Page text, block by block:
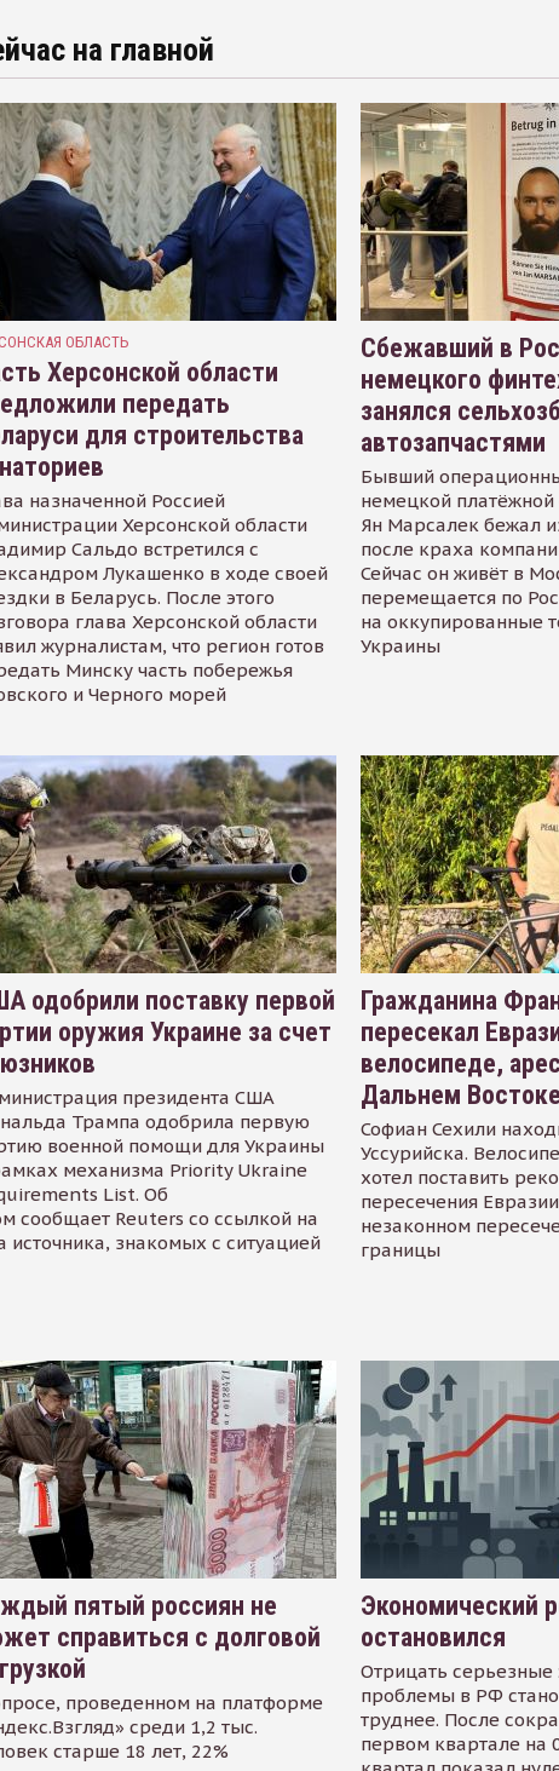
на главной
ОБЛАСТЬ
Херсонской области
передать
для строительства
назначенной Россией
Херсонской области
Сальдо встретился с
Лукашенко в ходе своей
в Беларусь. После этого
глава Херсонской области
журналистам, что регион готов
Минску часть побережья
и Черного морей
Сбежавший в
немецкого
занялся
автозапчастями
Бывший
немецкой
Ян Марсалек бежал
после краха
Сейчас он живёт в
перемещается по
на оккупированные
Украины
одобрили поставку первой
оружия Украине за счет
президента США
Трампа одобрила первую
военной помощи для Украины
механизма Priority Ukraine
List. Об
сообщает Reuters со ссылкой на
источника, знакомых с ситуацией
Гражданина
пересекал
велосипеде,
Дальнем Востоке
Софиан Сехили
Уссурийска.
хотел поставить
пересечения
незаконном
границы
пятый россиян не
справиться с долговой
проведенном на платформе
среди 1,2 тыс.
старше 18 лет, 22%
Экономический
остановился
Отрицать серьезные
проблемы в РФ
труднее. После
первом квартале на